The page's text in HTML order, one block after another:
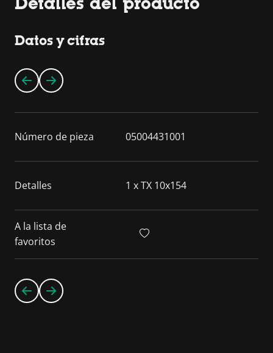
Datos y cifras
Número de pieza 05004431001
Detalles 1 x TX 10x154
A la lista de
favoritos